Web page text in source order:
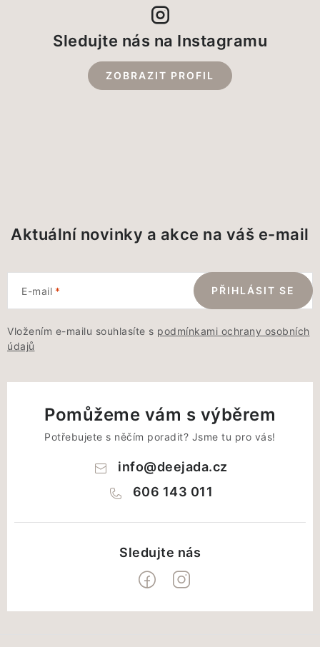
Sledujte nás na Instagramu
ZOBRAZIT PROFIL
Aktuální novinky a akce na váš e-mail
E-mail
Vložením e-mailu souhlasíte s podmínkami ochrany osobních
údajů
PŘIHLÁSIT SE
Pomůžeme vám s výběrem
Potřebujete s něčím poradit? Jsme tu pro vás!
info@deejada.cz
606 143 011